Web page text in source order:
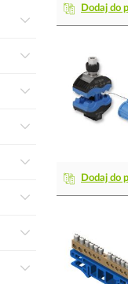
Dodaj do
Dodaj do